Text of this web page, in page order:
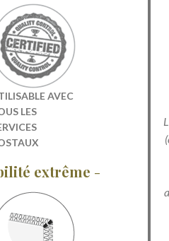
AVEC
LES
extrême -